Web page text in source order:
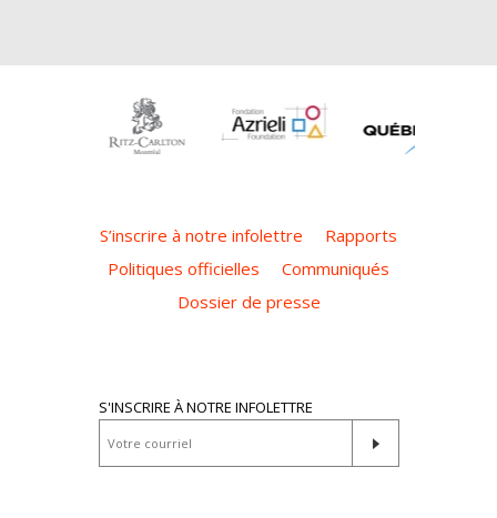
S’inscrire à notre infolettre
Rapports
Politiques officielles
Communiqués
Dossier de presse
S'INSCRIRE À NOTRE INFOLETTRE